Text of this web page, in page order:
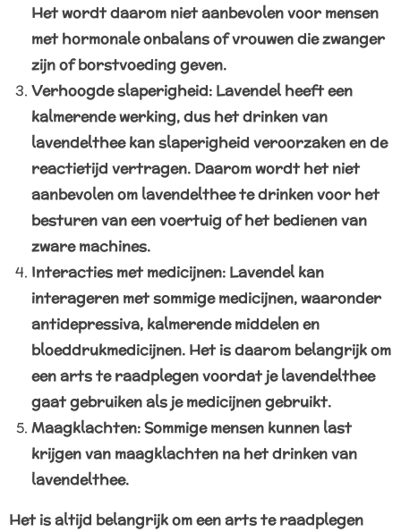
Het wordt daarom niet aanbevolen voor mensen
met hormonale onbalans of vrouwen die zwanger
zijn of borstvoeding geven.
Verhoogde slaperigheid: Lavendel heeft een
kalmerende werking, dus het drinken van
lavendelthee kan slaperigheid veroorzaken en de
reactietijd vertragen. Daarom wordt het niet
aanbevolen om lavendelthee te drinken voor het
besturen van een voertuig of het bedienen van
zware machines.
Interacties met medicijnen: Lavendel kan
interageren met sommige medicijnen, waaronder
antidepressiva, kalmerende middelen en
bloeddrukmedicijnen. Het is daarom belangrijk om
een arts te raadplegen voordat je lavendelthee
gaat gebruiken als je medicijnen gebruikt.
Maagklachten: Sommige mensen kunnen last
krijgen van maagklachten na het drinken van
lavendelthee.
Het is altijd belangrijk om een arts te raadplegen